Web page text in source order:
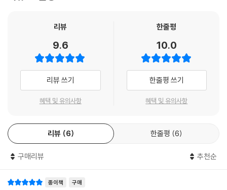
설정 노트 4 등장인물 관계도 178
설정 노트 5 내가 만드는 세계관 ① 180
설정 노트 6 내가 만드는 세계관 ② 182
설정 노트 7 플롯 작성 템플릿 184
설정 노트 8 실제로 이야기를 써 보자 186
설정 노트 9 실제로 묘사해 보자 188
마치며 190
의 행동과 대화에 집중하는 전개로 흘러가기 쉽습니다. 하지만 갑작스러운
날씨 변화로 폭우가 쏟아지기 시작한다면 어떨까요?
---「밋밋하다고 느껴진다면 이야기 속 환경을 바꿔 본다」중에서
이야기의 첫 장면은 무척 중요합니다. 대략 독자의 80%가 이야기의 초반
4페이지 내에서 해당 작품이 재미있을지, 아니면 지루할지를 냉정하게 판
별한다고 합니다. 아무리 오랜 시간과 혼신의 아이디어를 쏟아서 충격적인
로 끝나 버린다는 뜻입니다. (중략) 그런 만큼 첫 장면은 심사숙고해서 치
밀한 계산하에 써야 합니다. 그렇다면 첫 장면을 쓸 때는 어떤 점에 신경을
써야 할까요?
에 따라 목표에 도달하기까지 드는 시간과 수고는 어마어마한 차이가 난
다. 《첫 문장부터 엔딩까지 이야기 재미있게 쓰는 법》에서는 가능한 한 짧
은 시간 안에 효율적으로, 그것도 누구나 재미있다고 느낄 만한 이야기를
설계하기 위한 테크닉을 콕콕 집어, 쉽고 자세하게 해설한다. 이는 소설을
비롯한 다양한 분야의 글쓰기 작업을 하면서 저자가 오랫동안 축적해 온
경험을 집대성한 것이기도 하다. 거기에 더해 베스트셀러 작가를 배출한
출판사의 문학 편집자에게 얻은 귀중한 조언을 바탕으로 내용을 구성했다.
“소설을 쓰기 위해 알아야 할 정보가 가득했다.
리뷰
9.6
리뷰 쓰기
혜택 및 유의사항
한줄평
10.0
한줄평 쓰기
혜택 및 유의사항
리뷰 6 한줄평 6
구매리뷰 추천순
종이책 구매